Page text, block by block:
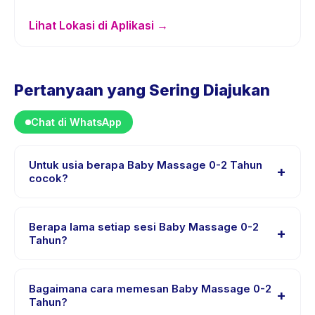
Lihat Lokasi di Aplikasi →
Pertanyaan yang Sering Diajukan
Chat di WhatsApp
Untuk usia berapa Baby Massage 0-2 Tahun
cocok?
+
sampai 5 tahun. Instruktur menyesuaikan program untuk
berbagai tingkat kemampuan dalam rentang usia ini
Berapa lama setiap sesi Baby Massage 0-2
Tahun?
+
sekitar 45 menit. Datang 10 menit lebih awal untuk
proses check-in yang lancar.
Bagaimana cara memesan Baby Massage 0-2
Tahun?
+